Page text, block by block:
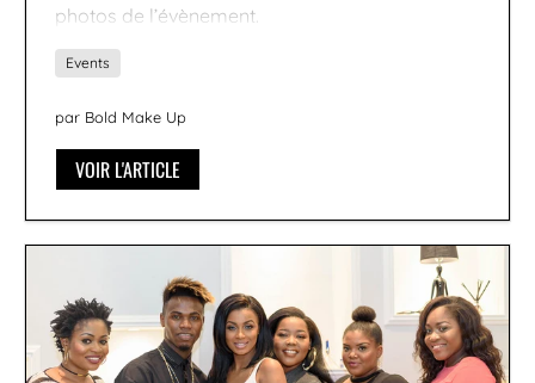
photos de l’évènement.
Events
par Bold Make Up
VOIR L'ARTICLE